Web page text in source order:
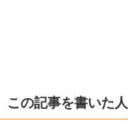
この記事を書いた人